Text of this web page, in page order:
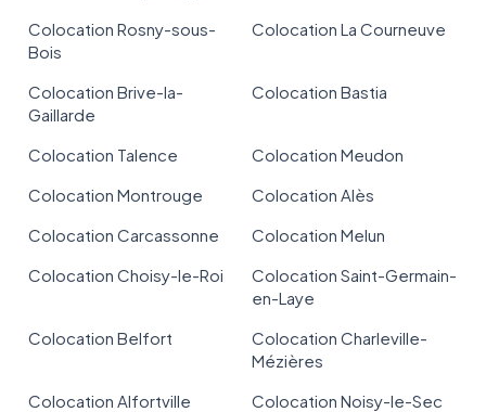
Colocation Rosny-sous-
Bois
Colocation La Courneuve
Colocation Brive-la-
Gaillarde
Colocation Bastia
Colocation Talence
Colocation Meudon
Colocation Montrouge
Colocation Alès
Colocation Carcassonne
Colocation Melun
Colocation Choisy-le-Roi
Colocation Saint-Germain-
en-Laye
Colocation Belfort
Colocation Charleville-
Mézières
Colocation Alfortville
Colocation Noisy-le-Sec